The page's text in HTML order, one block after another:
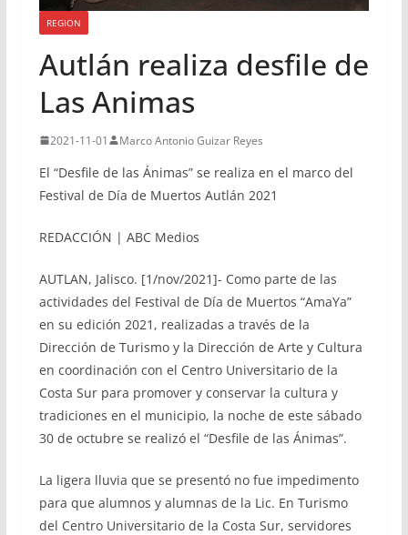
REGION
Autlán realiza desfile de
Las Animas
2021-11-01 Marco Antonio Guizar Reyes
El “Desfile de las Ánimas” se realiza en el marco del
Festival de Día de Muertos Autlán 2021
REDACCIÓN | ABC Medios
AUTLAN, Jalisco. [1/nov/2021]- Como parte de las
actividades del Festival de Día de Muertos “AmaYa”
en su edición 2021, realizadas a través de la
Dirección de Turismo y la Dirección de Arte y Cultura
en coordinación con el Centro Universitario de la
Costa Sur para promover y conservar la cultura y
tradiciones en el municipio, la noche de este sábado
30 de octubre se realizó el “Desfile de las Ánimas”.
La ligera lluvia que se presentó no fue impedimento
para que alumnos y alumnas de la Lic. En Turismo
del Centro Universitario de la Costa Sur, servidores